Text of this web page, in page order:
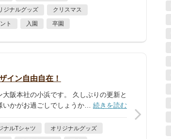
ジナルグッズ クリスマス
ト 入園 卒園
イン自由自在！
阪本社の小浜です。 久しぶりの更新と
いかがお過ごしでしょうか… 続きを読む
ナルTシャツ オリジナルグッズ